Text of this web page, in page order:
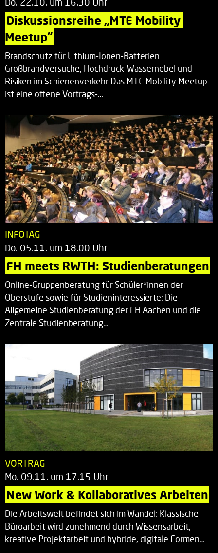
Diskussionsreihe „MTE Mobility
Meetup“
Brandschutz für Lithium-Ionen-Batterien –
Großbrandversuche, Hochdruck-Wassernebel und
Risiken im Schienenverkehr Das MTE Mobility Meetup
ist eine offene Vortrags-…
INFOTAG
Do. 05.11. um 18.00 Uhr
FH meets RWTH: Studienberatungen
Online-Gruppenberatung für Schüler*innen der
Oberstufe sowie für Studieninteressierte: Die
Allgemeine Studienberatung der FH Aachen und die
Zentrale Studienberatung…
VORTRAG
Mo. 09.11. um 17.15 Uhr
New Work & Kollaboratives Arbeiten
Die Arbeitswelt befindet sich im Wandel: Klassische
Büroarbeit wird zunehmend durch Wissensarbeit,
kreative Projektarbeit und hybride, digitale Formen…